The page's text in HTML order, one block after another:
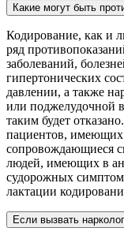
Какие могут быть
Кодирование, как и
ряд
заболеваний,
гипертонических
давлении, а также
или поджелудочной
таким будет
пациентов, имеющих
сопровождающиеся
людей, имеющих в
судорожных
лактации
Если вызвать